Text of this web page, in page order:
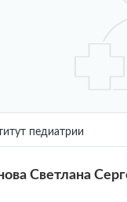
педиатрии
Светлана